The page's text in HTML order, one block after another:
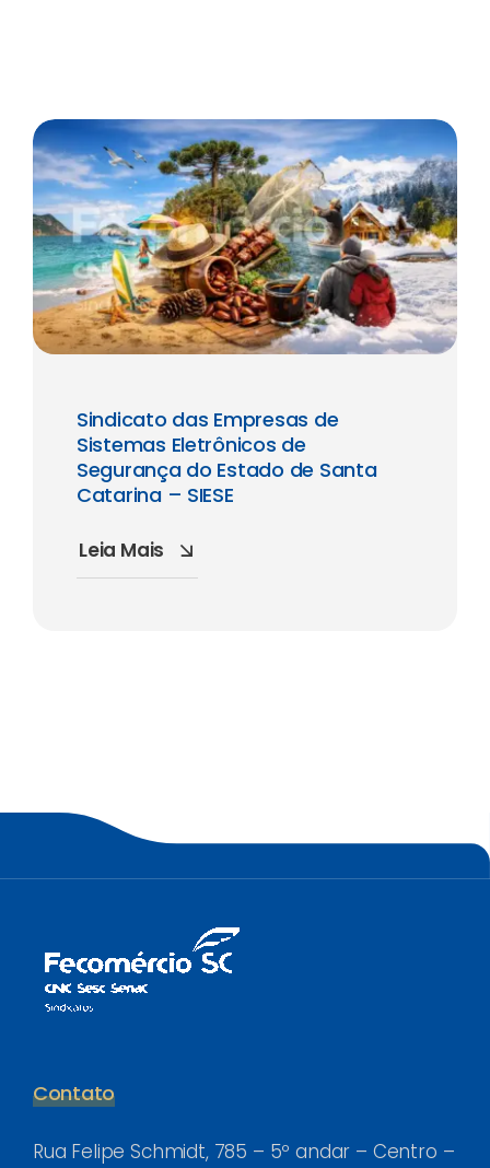
Sindicato das Empresas de
Sistemas Eletrônicos de
Segurança do Estado de Santa
Catarina – SIESE
Leia Mais
Contato
Rua Felipe Schmidt, 785 – 5º andar – Centro –